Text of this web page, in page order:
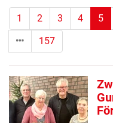
1 2 3 4 5
157